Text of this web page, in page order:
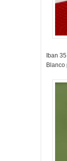
Iban
Blanco